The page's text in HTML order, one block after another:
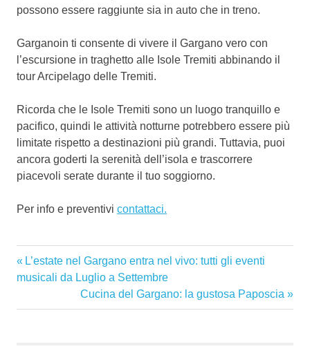
possono essere raggiunte sia in auto che in treno.
Garganoin ti consente di vivere il Gargano vero con
l’escursione in traghetto alle Isole Tremiti abbinando il
tour Arcipelago delle Tremiti.
Ricorda che le Isole Tremiti sono un luogo tranquillo e
pacifico, quindi le attività notturne potrebbero essere più
limitate rispetto a destinazioni più grandi. Tuttavia, puoi
ancora goderti la serenità dell’isola e trascorrere
piacevoli serate durante il tuo soggiorno.
Per info e preventivi contattaci.
escursioni
isole
Navigazione
Articolo
precedente:
L’estate nel Gargano entra nel vivo: tutti gli eventi
musicali da Luglio a Settembre
Articolo
successivo:
Cucina del Gargano: la gustosa Paposcia